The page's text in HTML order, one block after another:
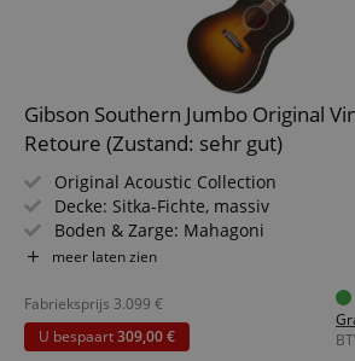
Gibson Southern Jumbo Original
Retoure (Zustand: sehr gut)
Original Acoustic Collection
Decke: Sitka-Fichte, massiv
Boden & Zarge: Mahagoni
Hals/Griffbrett: Mahagoni / Palisander
Farbe & Finish: Vintage Sunburst,
meer laten zien
Fabrieksprijs 3.099 €
U bespaart309,00 €